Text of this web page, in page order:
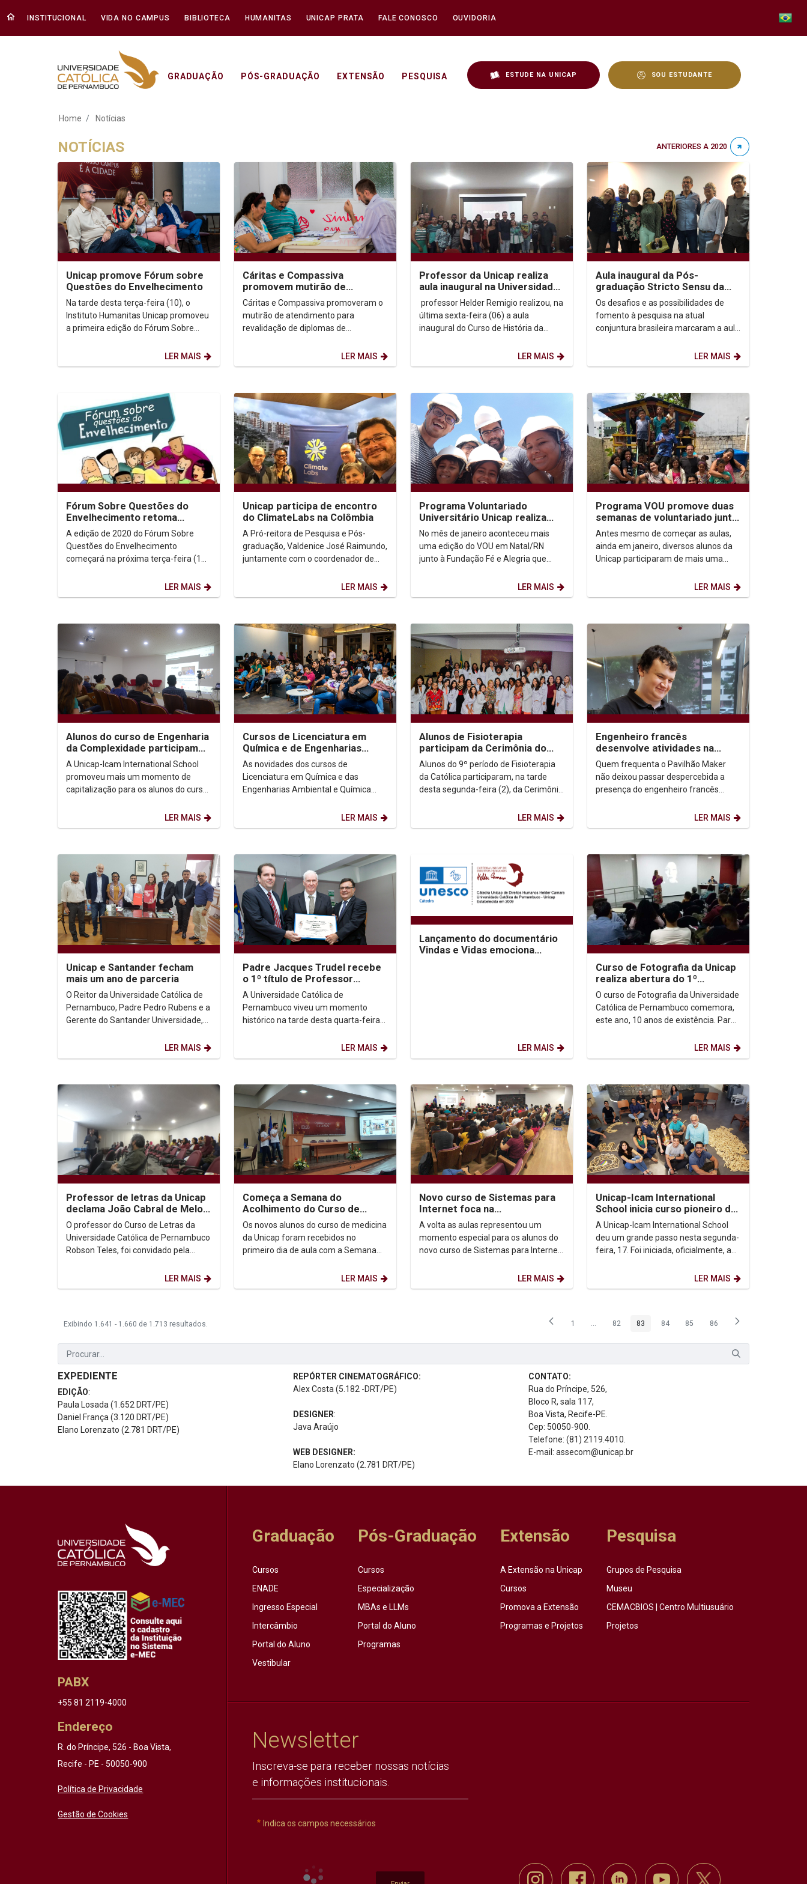
INSTITUCIONAL VIDA NO CAMPUS BIBLIOTECA HUMANITAS UNICAP PRATA FALE CONOSCO OUVIDORIA
GRADUAÇÃO PÓS-GRADUAÇÃO EXTENSÃO PESQUISA ESTUDE NA UNICAP SOU ESTUDANTE
Notícias - Unicap
Home Notícias
NOTÍCIAS ANTERIORES A 2020
Unicap promove Fórum sobre
Questões do Envelhecimento
Na tarde desta terça-feira (10), o
Instituto Humanitas Unicap promoveu
a primeira edição do Fórum Sobre
LER MAIS
Cáritas e Compassiva
promovem mutirão de
atendimento para revalidação
de diplomas a refugiados e...
Cáritas e Compassiva promoveram o
mutirão de atendimento para
revalidação de diplomas de
venezuelanos. A ação faz parte do ...
LER MAIS
Professor da Unicap realiza
aula inaugural na Universidade
do Estado de Alagoas
professor Helder Remigio realizou, na
última sexta-feira (06) a aula
inaugural do Curso de História da
LER MAIS
Aula inaugural da Pós-
graduação Stricto Sensu da
Unicap aborda os desafios e
perspectivas de...
Os desafios e as possibilidades de
fomento à pesquisa na atual
conjuntura brasileira marcaram a aula
LER MAIS
Fórum Sobre Questões do
Envelhecimento retoma
atividades no dia 10 de março
A edição de 2020 do Fórum Sobre
Questões do Envelhecimento
começará na próxima terça-feira (10),
LER MAIS
Unicap participa de encontro
do ClimateLabs na Colômbia
A Pró-reitora de Pesquisa e Pós-
graduação, Valdenice José Raimundo,
juntamente com o coordenador de
LER MAIS
Programa Voluntariado
Universitário Unicap realiza
ação em Natal/RN
No mês de janeiro aconteceu mais
uma edição do VOU em Natal/RN
junto à Fundação Fé e Alegria que
LER MAIS
Programa VOU promove duas
semanas de voluntariado junto
ao Fé e Alegria em João
Pessoa
Antes mesmo de começar as aulas,
ainda em janeiro, diversos alunos da
Unicap participaram de mais uma
LER MAIS
Alunos do curso de Engenharia
da Complexidade participam
de mais um momento de
capitalização
A Unicap-Icam International School
promoveu mais um momento de
capitalização para os alunos do curso
LER MAIS
Cursos de Licenciatura em
Química e de Engenharias
Ambiental e Química
apresentam novidades
As novidades dos cursos de
Licenciatura em Química e das
Engenharias Ambiental e Química
inaugural do semestre letivo. O...
LER MAIS
Alunos de Fisioterapia
participam da Cerimônia do
Jaleco
Alunos do 9º período de Fisioterapia
da Católica participaram, na tarde
desta segunda-feira (2), da Cerimônia
LER MAIS
Engenheiro francês
desenvolve atividades na
Unicap-Icam International
School
Quem frequenta o Pavilhão Maker
não deixou passar despercebida a
presença do engenheiro francês
discreto, ele era presença...LER MAIS
Unicap e Santander fecham
mais um ano de parceria
O Reitor da Universidade Católica de
Pernambuco, Padre Pedro Rubens e a
Gerente do Santander Universidade,
LER MAIS
Padre Jacques Trudel recebe
o 1º título de Professor
Emérito da Universidade
Católica de Pernambuco
A Universidade Católica de
Pernambuco viveu um momento
histórico na tarde desta quarta-feira
LER MAIS
Lançamento do documentário
Vindas e Vidas emociona
LER MAIS
Curso de Fotografia da Unicap
realiza abertura do 1º
semestre de 2020
O curso de Fotografia da Universidade
Católica de Pernambuco comemora,
este ano, 10 anos de existência. Para
LER MAIS
Professor de letras da Unicap
declama João Cabral de Melo
Neto
O professor do Curso de Letras da
Universidade Católica de Pernambuco
Robson Teles, foi convidado pela
professora Renata Victor,...LER MAIS
Começa a Semana do
Acolhimento do Curso de
Medicina
Os novos alunos do curso de medicina
da Unicap foram recebidos no
primeiro dia de aula com a Semana
Diretório Acadêmico Josefa...LER MAIS
Novo curso de Sistemas para
Internet foca na
empregabilidade do aluno
A volta as aulas representou um
momento especial para os alunos do
novo curso de Sistemas para Internet
LER MAIS
Unicap-Icam International
School inicia curso pioneiro de
Engenharia da Complexidade
A Unicap-Icam International School
deu um grande passo nesta segunda-
feira, 17. Foi iniciada, oficialmente, a
LER MAIS
Exibindo 1.641 - 1.660 de 1.713 resultados. Página
1 ...Páginas intermediárias Usar ABA para navegar.
Página
82 Página
83 Página
84 Página
85 Página
86
EXPEDIENTE
EDIÇÃO:
Paula Losada (1.652 DRT/PE)
Daniel França (3.120 DRT/PE)
Elano Lorenzato (2.781 DRT/PE)
REPÓRTER CINEMATOGRÁFICO:
Alex Costa (5.182 -DRT/PE)
DESIGNER:
Java Araújo
WEB DESIGNER:
Elano Lorenzato (2.781 DRT/PE)
CONTATO:
Rua do Príncipe, 526,
Bloco R, sala 117,
Boa Vista, Recife-PE.
Cep: 50050-900.
Telefone: (81) 2119.4010.
E-mail: assecom@unicap.br
PABX
+55 81 2119-4000
Endereço
R. do Príncipe, 526 - Boa Vista,
Recife - PE - 50050-900
Política de Privacidade
Gestão de Cookies
Graduação
Cursos
ENADE
Ingresso Especial
Intercâmbio
Portal do Aluno
Vestibular
Pós-Graduação
Cursos
Especialização
MBAs e LLMs
Portal do Aluno
Programas
Extensão
A Extensão na Unicap
Cursos
Promova a Extensão
Programas e Projetos
Pesquisa
Grupos de Pesquisa
Museu
CEMACBIOS | Centro Multiusuário
Projetos
Newsletter
Inscreva-se para receber nossas notícias
e informações institucionais.
Indica os campos necessários